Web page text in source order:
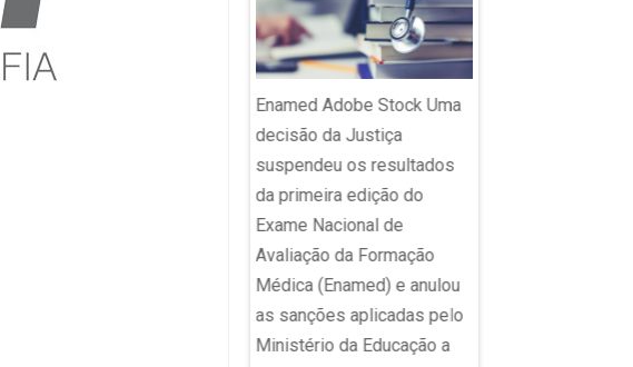
travessão; ponto final;
Enamed Adobe Stock Uma
decisão da Justiça
suspendeu os resultados
da primeira edição do
Exame Nacional de
Avaliação da Formação
Médica (Enamed) e anulou
as sanções aplicadas pelo
Ministério da Educação a